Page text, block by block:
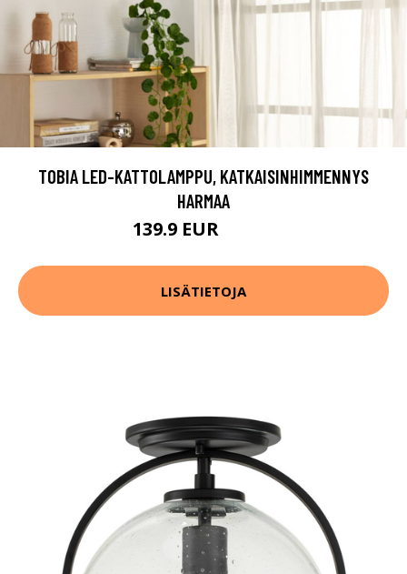
TOBIA LED-KATTOLAMPPU, KATKAISINHIMMENNYS
HARMAA
139.9 EUR
LISÄTIETOJA